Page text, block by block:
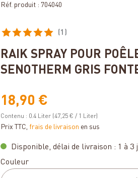
Réf. produit : 704040
(1)
RAIK SPRAY POUR
SENOTHERM GRIS
18,90 €
Contenu : 0.4 Liter (47,25 € / 1 Liter)
Prix TTC, frais de livraison en sus
Disponible, délai de livraison : 1 à 3
Sélectionnez
Couleur